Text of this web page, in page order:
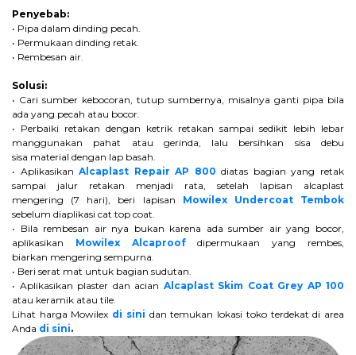
Penyebab:
• Pipa dalam dinding pecah.
• Permukaan dinding retak.
• Rembesan air.
Solusi:
• Cari sumber kebocoran, tutup sumbernya, misalnya ganti pipa bila
ada yang pecah atau bocor.
• Perbaiki retakan dengan ketrik retakan sampai sedikit lebih lebar
manggunakan pahat atau gerinda, lalu bersihkan sisa debu
sisa material dengan lap basah.
• AplikasikanAlcaplast Repair AP 800 diatas bagian yang retak
sampai jalur retakan menjadi rata, setelah lapisan alcaplast
mengering (7 hari), beri lapisan Mowilex Undercoat Tembok
sebelum diaplikasi cat top coat.
• Bila rembesan air nya bukan karena ada sumber air yang bocor,
aplikasikan Mowilex Alcaproofdipermukaan yang rembes,
biarkan mengering sempurna.
• Beri serat mat untuk bagian sudutan.
• Aplikasikan plaster dan acian Alcaplast Skim Coat Grey AP 100
atau keramik atau tile.
Lihat harga Mowilex di sini dan temukan lokasi toko terdekat di area
Anda di sini.